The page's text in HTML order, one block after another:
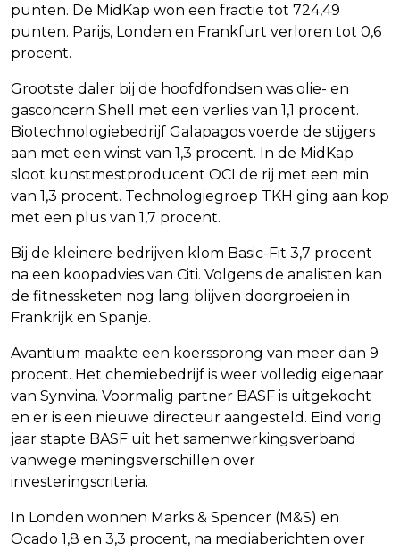
punten. De MidKap won een fractie tot 724,49
punten. Parijs, Londen en Frankfurt verloren tot 0,6
procent.
Grootste daler bij de hoofdfondsen was olie- en
gasconcern Shell met een verlies van 1,1 procent.
Biotechnologiebedrijf Galapagos voerde de stijgers
aan met een winst van 1,3 procent. In de MidKap
sloot kunstmestproducent OCI de rij met een min
van 1,3 procent. Technologiegroep TKH ging aan kop
met een plus van 1,7 procent.
Bij de kleinere bedrijven klom Basic-Fit 3,7 procent
na een koopadvies van Citi. Volgens de analisten kan
de fitnessketen nog lang blijven doorgroeien in
Frankrijk en Spanje.
Avantium maakte een koerssprong van meer dan 9
procent. Het chemiebedrijf is weer volledig eigenaar
van Synvina. Voormalig partner BASF is uitgekocht
en er is een nieuwe directeur aangesteld. Eind vorig
jaar stapte BASF uit het samenwerkingsverband
vanwege meningsverschillen over
investeringscriteria.
In Londen wonnen Marks & Spencer (M&S) en
Ocado 1,8 en 3,3 procent, na mediaberichten over